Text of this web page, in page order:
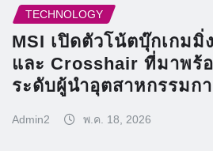
TECHNOLOGY
MSI เปิดตัวโน้ตบุ๊กเกมมิ่
และ Crosshair ที่มาพร้
ระดับผู้นำอุตสาหกรรมก
Admin2 พ.ค. 18, 2026